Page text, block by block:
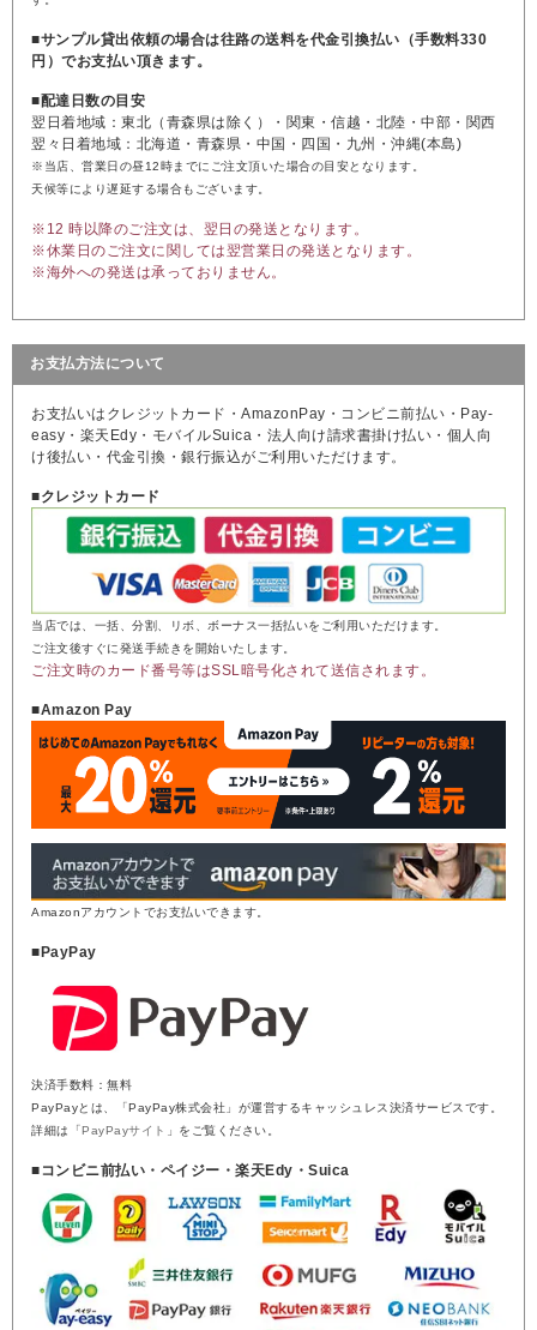
■サンプル貸出依頼の場合は往路の送料を代金引換払い（手数料330
円）でお支払い頂きます。
■配達日数の目安
翌日着地域：東北（青森県は除く）・関東・信越・北陸・中部・関西
翌々日着地域：北海道・青森県・中国・四国・九州・沖縄(本島)
※当店、営業日の昼12時までにご注文頂いた場合の目安となります。
天候等により遅延する場合もございます。
※12 時以降のご注文は、翌日の発送となります。
※休業日のご注文に関しては翌営業日の発送となります。
※海外への発送は承っておりません。
お支払方法について
お支払いはクレジットカード・AmazonPay・コンビニ前払い・Pay-
easy・楽天Edy・モバイルSuica・法人向け請求書掛け払い・個人向
け後払い・代金引換・銀行振込がご利用いただけます。
■クレジットカード
当店では、一括、分割、リボ、ボーナス一括払いをご利用いただけます。
ご注文後すぐに発送手続きを開始いたします。
ご注文時のカード番号等はSSL暗号化されて送信されます。
■Amazon Pay
Amazonアカウントでお支払いできます。
■PayPay
決済手数料：無料
PayPayとは、「PayPay株式会社」が運営するキャッシュレス決済サービスです。
詳細は「PayPayサイト 」をご覧ください。
■コンビニ前払い・ペイジー・楽天Edy・Suica